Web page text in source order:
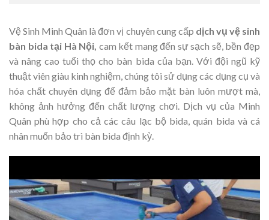
Vệ Sinh Minh Quân là đơn vị chuyên cung cấp dịch vụ vệ sinh
bàn bida tại Hà Nội, cam kết mang đến sự sạch sẽ, bền đẹp
và nâng cao tuổi thọ cho bàn bida của bạn. Với đội ngũ kỹ
thuật viên giàu kinh nghiệm, chúng tôi sử dụng các dụng cụ và
hóa chất chuyên dụng để đảm bảo mặt bàn luôn mượt mà,
không ảnh hưởng đến chất lượng chơi. Dịch vụ của Minh
Quân phù hợp cho cả các câu lạc bộ bida, quán bida và cá
nhân muốn bảo trì bàn bida định kỳ.